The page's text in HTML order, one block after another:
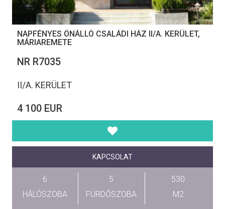
NAPFÉNYES ÖNÁLLÓ CSALÁDI HÁZ II/A. KERÜLET,
MÁRIAREMETE
NR R7035
II/A. KERÜLET
4 100 EUR
KAPCSOLAT
6
HÁLÓSZOBA
5
FÜRDŐSZOBA
530
M2